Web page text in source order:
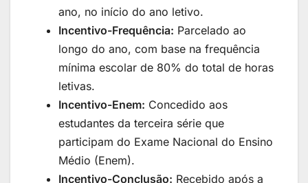
ano, no início do ano letivo.
Incentivo-Frequência: Parcelado ao
longo do ano, com base na frequência
mínima escolar de 80% do total de horas
letivas.
Incentivo-Enem: Concedido aos
estudantes da terceira série que
participam do Exame Nacional do Ensino
Médio (Enem).
Incentivo-Conclusão: Recebido após a